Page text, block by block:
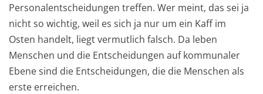
Personalentscheidungen treffen. Wer meint, das sei ja
nicht so wichtig, weil es sich ja nur um ein Kaff im
Osten handelt, liegt vermutlich falsch. Da leben
Menschen und die Entscheidungen auf kommunaler
Ebene sind die Entscheidungen, die die Menschen als
erste erreichen.